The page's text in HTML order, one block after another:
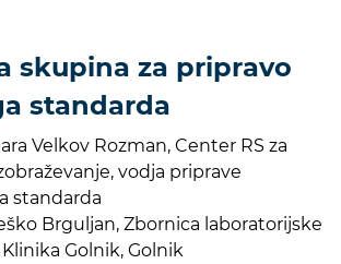
skupina za pripravo
standarda
Velkov Rozman, Center RS za
vodja priprave
standarda
Brguljan, Zbornica laboratorijske
Golnik, Golnik